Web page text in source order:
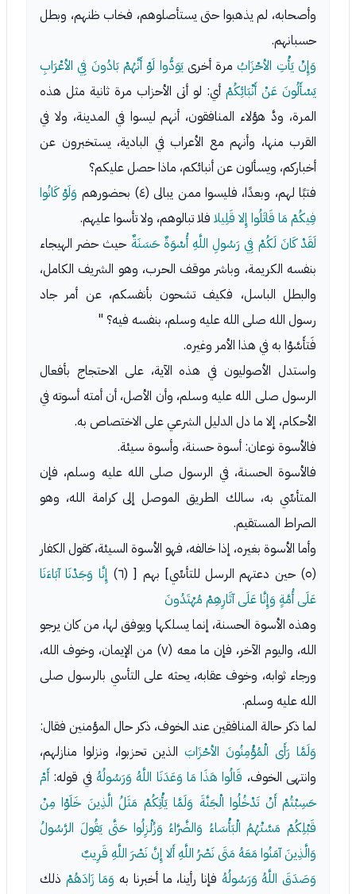
وأصحابه، لم يذهبوا حتى يستأصلوهم، فخاب ظنهم، وبطل
حسبانهم.
وَإِنْ يَأْتِ الأحْزَابُمرة أخرىيَوَدُّوا لَوْ أَنَّهُمْ بَادُونَ فِي الأعْرَابِ
يَسْأَلُونَ عَنْ أَنْبَائِكُمْ أي: لو أتى الأحزاب مرة ثانية مثل هذه
المرة، ودَّ هؤلاء المنافقون، أنهم ليسوا في المدينة، ولا في
القرب منها، وأنهم مع الأعراب في البادية، يستخبرون عن
أخباركم، ويسألون عن أنبائكم، ماذا حصل عليكم؟
فتبًا لهم، وبعدًا، فليسوا ممن يبالى (٤) بحضورهم
وَلَوْ كَانُوا
فِيكُمْ مَا قَاتَلُوا إِلا قَلِيلا فلا تبالوهم، ولا تأسوا عليهم.
لَقَدْ كَانَ لَكُمْ فِي رَسُولِ اللَّهِ أُسْوَةٌ حَسَنَةٌ حيث حضر الهيجاء
بنفسه الكريمة، وباشر موقف الحرب، وهو الشريف الكامل،
والبطل الباسل، فكيف تشحون بأنفسكم، عن أمر جاد
رسول الله صلى الله عليه وسلم، بنفسه فيه؟ "
فَتأَسَّوْا به في هذا الأمر وغيره.
واستدل الأصوليون في هذه الآية، على الاحتجاج بأفعال
الرسول صلى الله عليه وسلم، وأن الأصل، أن أمته أسوته في
الأحكام، إلا ما دل الدليل الشرعي على الاختصاص به.
فالأسوة نوعان: أسوة حسنة، وأسوة سيئة.
فالأسوة الحسنة، في الرسول صلى الله عليه وسلم، فإن
المتأسِّي به، سالك الطريق الموصل إلى كرامة الله، وهو
الصراط المستقيم.
وأما الأسوة بغيره، إذا خالفه، فهو الأسوة السيئة، كقول الكفار
(٥) حين دعتهم الرسل للتأسِّي] بهم [ (٦)
إِنَّا وَجَدْنَا آبَاءَنَا
عَلَى أُمَّةٍ وَإِنَّا عَلَى آثَارِهِمْ مُهْتَدُونَ
وهذه الأسوة الحسنة، إنما يسلكها ويوفق لها، من كان يرجو
الله، واليوم الآخر، فإن ما معه (٧) من الإيمان، وخوف الله،
ورجاء ثوابه، وخوف عقابه، يحثه على التأسي بالرسول صلى
الله عليه وسلم.
لما ذكر حالة المنافقين عند الخوف، ذكر حال المؤمنين فقال:
وَلَمَّا رَأَى الْمُؤْمِنُونَ الأحْزَابَ الذين تحزبوا، ونزلوا منازلهم،
وانتهى الخوف، قَالُوا هَذَا مَا وَعَدَنَا اللَّهُ وَرَسُولُهُ في قوله: أَمْ
حَسِبْتُمْ أَنْ تَدْخُلُوا الْجَنَّةَ وَلَمَّا يَأْتِكُمْ مَثَلُ الَّذِينَ خَلَوْا مِنْ
قَبْلِكُمْ مَسَّتْهُمُ الْبَأْسَاءُ وَالضَّرَّاءُ وَزُلْزِلُوا حَتَّى يَقُولَ الرَّسُولُ
وَالَّذِينَ آمَنُوا مَعَهُ مَتَى نَصْرُ اللَّهِ أَلا إِنَّ نَصْرَ اللَّهِ قَرِيبٌ
وَصَدَقَ اللَّهُ وَرَسُولُهُ فإنا رأينا، ما أخبرنا به وَمَا زَادَهُمْ ذلك